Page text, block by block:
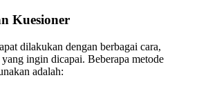
Kuesioner
dilakukan dengan berbagai cara,
yang ingin dicapai. Beberapa metode
adalah: